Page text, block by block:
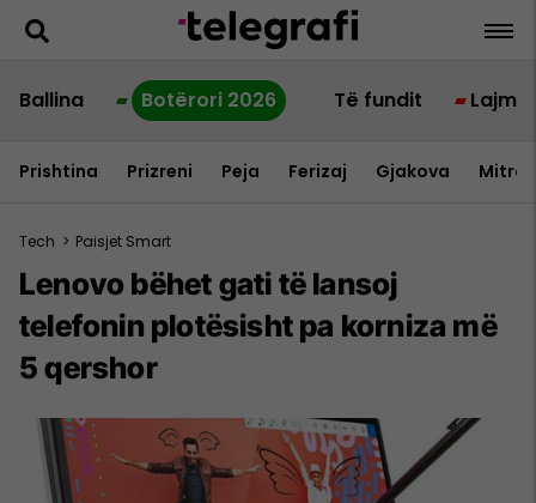
Ballina Botërori 2026 Të fundit Lajme
Prishtina Prizreni Peja Ferizaj Gjakova
Tech > Paisjet Smart
Lenovo bëhet gati të lansoj
telefonin plotësisht pa korniza më
5 qershor